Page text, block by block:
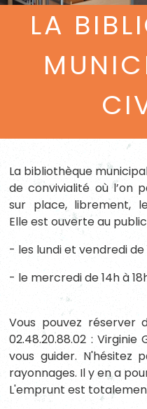
LA
La bibliothèque
de convivialité où l’on
sur place, librement,
Elleest ouverte au
- les lundi et vendredi de
- le mercredi de 14h à
Vous pouvez réserver
02.48.20.88.02 : Virginie
vous guider. N'hésitez
rayonnages. Il y en a
L'emprunt est